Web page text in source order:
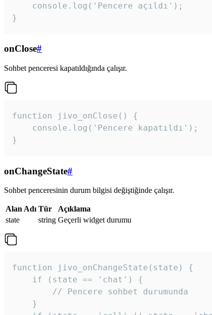
    console.log('Pencere açıldı');
}
onClose#
Sohbet penceresi kapatıldığında çalışır.
function jivo_onClose() {
    console.log('Pencere kapatıldı');
}
onChangeState#
Sohbet penceresinin durum bilgisi değiştiğinde çalışır.
Alan Adı Tür
Açıklama
state
string Geçerli widget durumu
function jivo_onChangeState(state) {
    if (state == 'chat') {
        // Pencere sohbet durumunda
    }